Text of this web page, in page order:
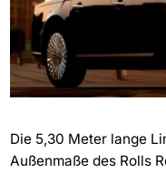
Die 5,30 Meter lange
Außenmaße des Rolls